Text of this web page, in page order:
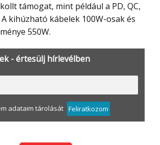
A kihúzható kábelek 100W-osak és
550W.
- értesülj hírlevélben
adataim tárolását Feliratkozom